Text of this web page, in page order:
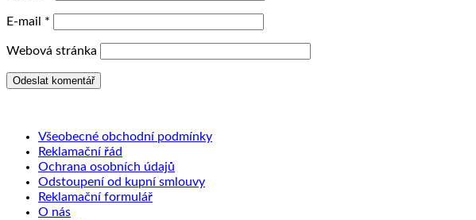
E-mail *
Webová stránka
Všeobecné obchodní podmínky
Reklamační řád
Ochrana osobních údajů
Odstoupení od kupní smlouvy
Reklamační formulář
O nás